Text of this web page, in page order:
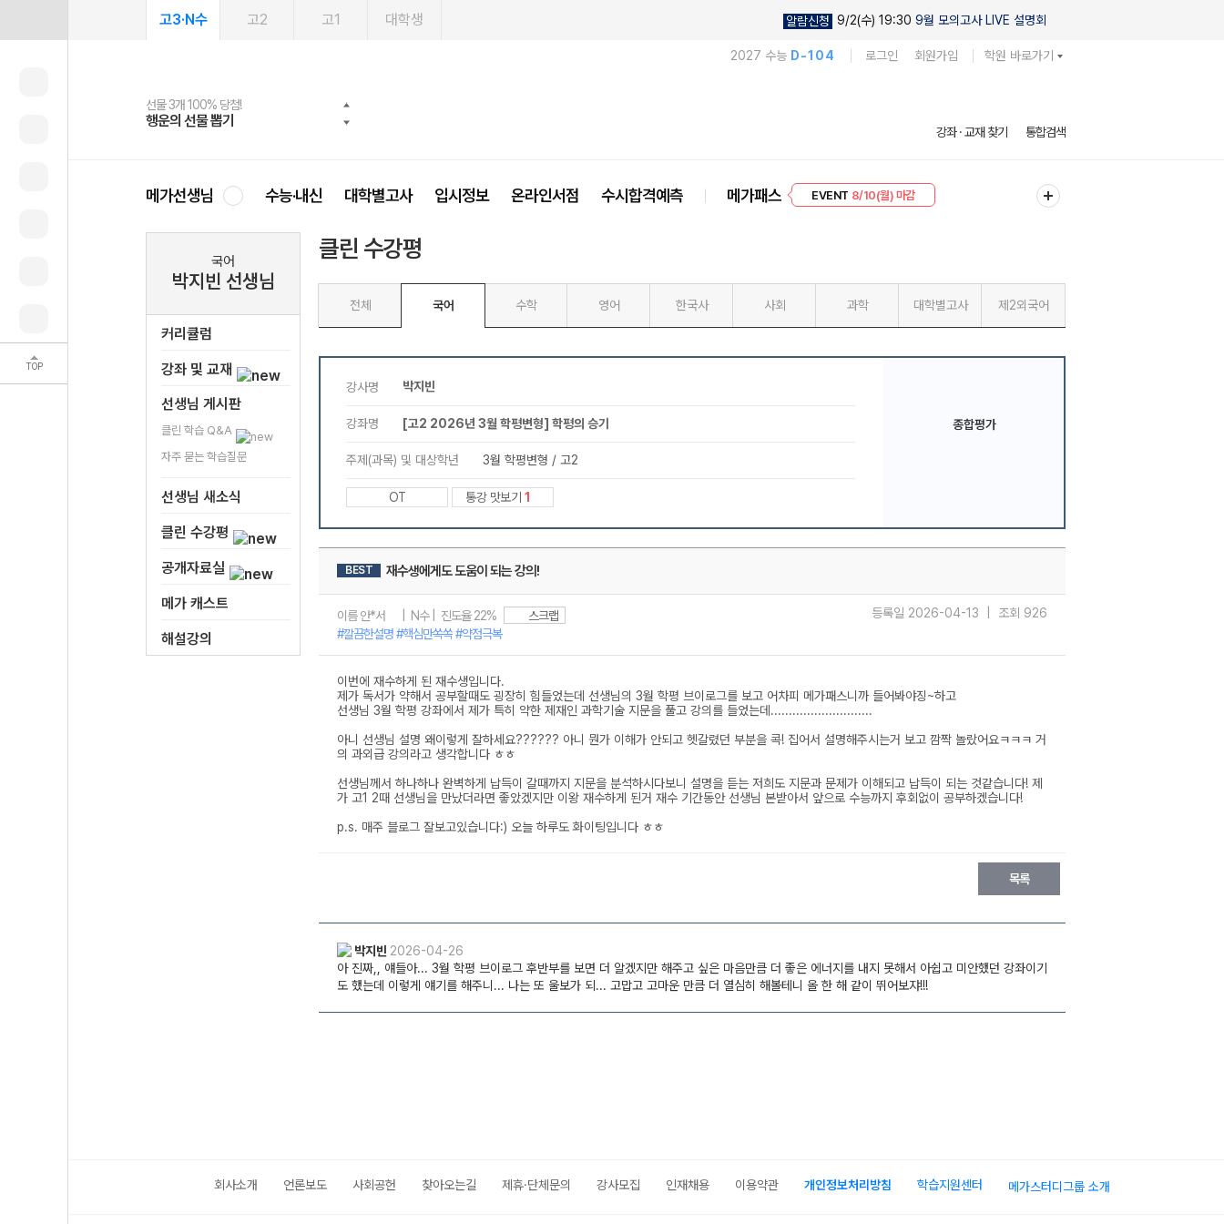
TOP
고3·N수 고2 고1 대학생 알람신청 9/2(수) 19:30 9월 모의고사 LIVE 설명회
2027 수능 D-104 로그인 회원가입 학원 바로가기
메가스터디
선물 3개 100% 당첨!
행운의 선물 뽑기
선물 100% 증정!
메가스터디 X 올리브
여름방학 스터디 캐시백
메가런 썸머스쿨
2027 러셀 단과
강사 공개선발
스마트러닝앱
설문 EVENT
메가패스
3일 무료 체험권
메가패스 수강생 무료혜택!
메가클럽 멤버십
사회공헌 캠페인
희망이룸 메가나눔
강좌 · 교재 찾기 통합검색
메가선생님 수능·내신 대학별고사 입시정보 온라인서점 수시합격예측 메가패스
EVENT 8/10(월) 마감
국어
박지빈 선생님
커리큘럼
강좌 및 교재
선생님 게시판
클린 학습 Q&A
자주 묻는 학습질문
선생님 새소식
클린 수강평
공개자료실
메가 캐스트
해설강의
클린 수강평
전체 국어 수학 영어 한국사 사회 과학 대학별고사 제2외국어
회사소개 언론보도 사회공헌 찾아오는길 제휴·단체문의 강사모집 인재채용 이용약관 개인정보처리방침 학습지원센터 메가스터디그룹 소개